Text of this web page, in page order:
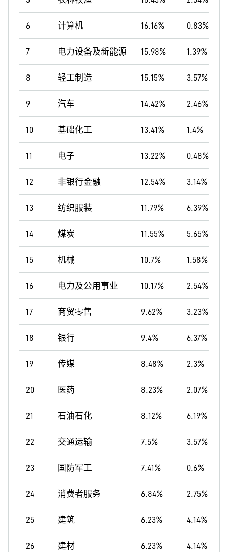
6 计算机 16.16% 0.83%
7 电力设备及新能源 15.98% 1.39%
8 轻工制造 15.15% 3.57%
9 汽车 14.42% 2.46%
10 基础化工 13.41% 1.4%
11 电子 13.22% 0.48%
12 非银行金融 12.54% 3.14%
13 纺织服装 11.79% 6.39%
14 煤炭 11.55% 5.65%
15 机械 10.7% 1.58%
16 电力及公用事业 10.17% 2.54%
17 商贸零售 9.62% 3.23%
18 银行 9.4% 6.37%
19 传媒 8.48% 2.3%
20 医药 8.23% 2.07%
21 石油石化 8.12% 6.19%
22 交通运输 7.5% 3.57%
23 国防军工 7.41% 0.6%
24 消费者服务 6.84% 2.75%
25 建筑 6.23% 4.14%
26 建材 6.23% 4.14%